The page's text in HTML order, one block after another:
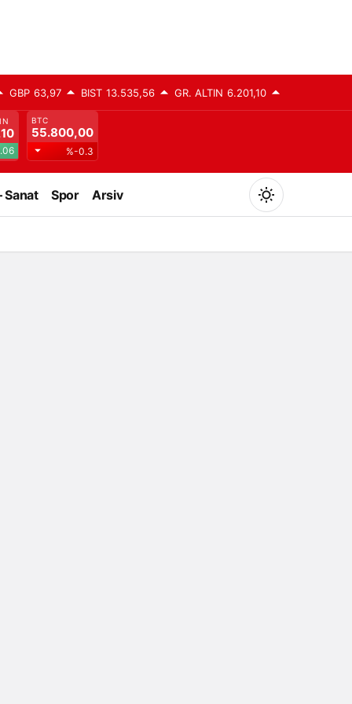
GBP 63,97 BIST 13.535,56 GR. ALTIN 6.201,10
BTC
55.800,00
%-0.3
Sanat Spor Arsiv
Mod
değiştir